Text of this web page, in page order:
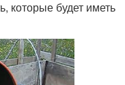
которые будет иметь